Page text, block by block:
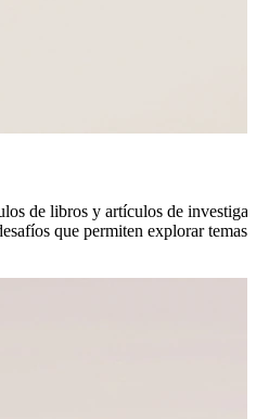
de libros y artículos de
que permiten explorar